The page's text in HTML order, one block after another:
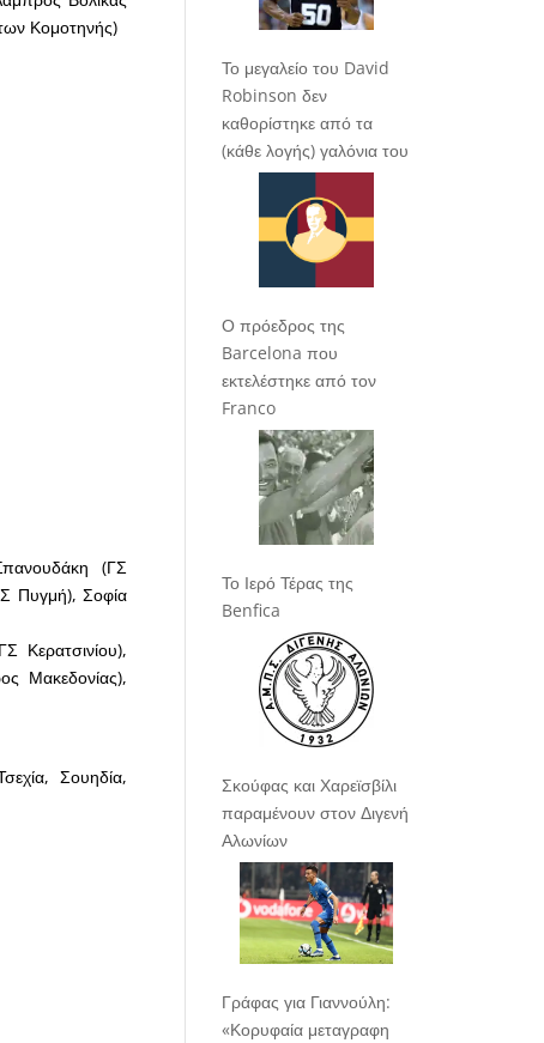
Κομοτηνής)
(ΓΣ
Πυγμή), Σοφία
Κερατσινίου),
Μακεδονίας),
Σουηδία,
Το μεγαλείο του David
Robinson δεν
καθορίστηκε από τα
(κάθε λογής) γαλόνια του
Ο πρόεδρος της
Barcelona που
εκτελέστηκε από τον
Franco
Το Ιερό Τέρας της
Benfica
Σκούφας και Χαρεϊσβίλι
παραμένουν στον Διγενή
Αλωνίων
Γράφας για Γιαννούλη:
«Κορυφαία μεταγραφη